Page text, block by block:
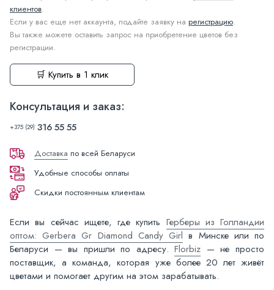
клиентов.
Если у вас еще нет аккаунта, подайте заявку на регистрацию.
Вы также можете оставить запрос на приобретение цветов без
регистрации.
🛒 Купить в 1 клик
Консультация и заказ:
+375 (29) 316 55 55
Доставка по всей Беларуси
Удобные способы оплаты
Скидки постоянным клиентам
Если вы сейчас ищете, где купить Герберы из Голландии
оптом: Gerbera Gr Diamond Candy Girl в Минске или по
Беларуси — вы пришли по адресу.Florbiz — не просто
поставщик, а команда, которая уже более 20 лет живёт
цветами и помогает другим на этом зарабатывать.